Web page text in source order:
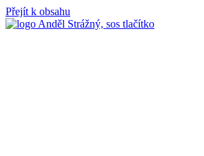
Přejít k obsahu